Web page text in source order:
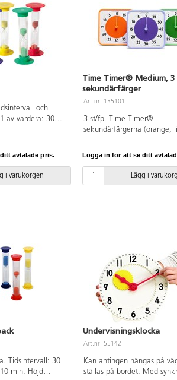
och
av vardera: 30
avtalade pris.
i varukorgen
Time Timer® Medium, 3
sekundärfärger
Art.nr: 135101
3 st/fp. Time Timer® i
sekundärfärgerna (orange,
olika delar av rummet, t.ex.
Kan användas på en plan
hängas på vägg. Den har
Logga in för att se ditt
Lägg i
Tidsintervall: 30
min. Höjd
Undervisningsklocka
Art.nr: 55142
Kan antingen hängas på
ställas på bordet. Med